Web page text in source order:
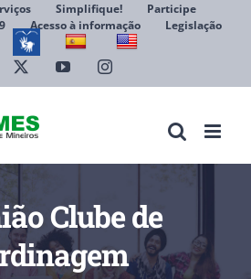
Simplifique!
Participe
Acesso à informação
Legislação
YouTubeInstagram
Clube de